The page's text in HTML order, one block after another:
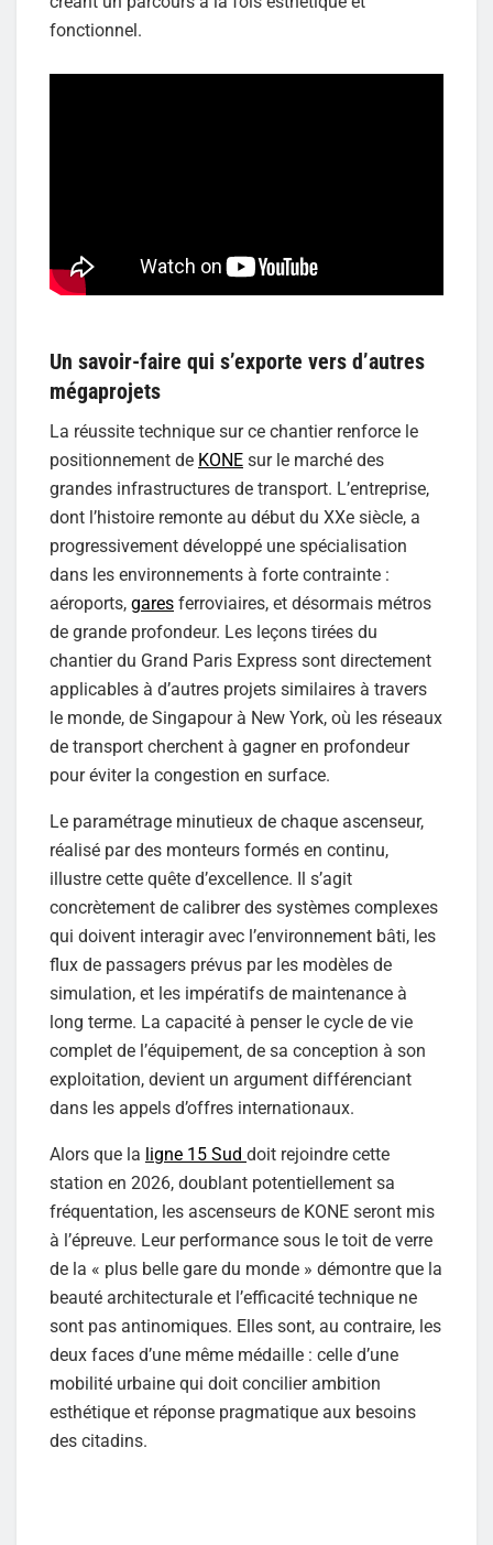
fonctionnel.
Un savoir-faire qui s’exporte vers d’autres
mégaprojets
La réussite technique sur ce chantier renforce le
positionnement de KONE sur le marché des
grandes infrastructures de transport. L’entreprise,
dont l’histoire remonte au début du XXe siècle, a
progressivement développé une spécialisation
dans les environnements à forte contrainte :
aéroports, gares ferroviaires, et désormais métros
de grande profondeur. Les leçons tirées du
chantier du Grand Paris Express sont directement
applicables à d’autres projets similaires à travers
le monde, de Singapour à New York, où les réseaux
de transport cherchent à gagner en profondeur
pour éviter la congestion en surface.
Le paramétrage minutieux de chaque ascenseur,
réalisé par des monteurs formés en continu,
illustre cette quête d’excellence. Il s’agit
concrètement de calibrer des systèmes complexes
qui doivent interagir avec l’environnement bâti, les
flux de passagers prévus par les modèles de
simulation, et les impératifs de maintenance à
long terme. La capacité à penser le cycle de vie
complet de l’équipement, de sa conception à son
exploitation, devient un argument différenciant
dans les appels d’offres internationaux.
Alors que la ligne 15 Sud doit rejoindre cette
station en 2026, doublant potentiellement sa
fréquentation, les ascenseurs de KONE seront mis
à l’épreuve. Leur performance sous le toit de verre
de la « plus belle gare du monde » démontre que la
beauté architecturale et l’efficacité technique ne
sont pas antinomiques. Elles sont, au contraire, les
deux faces d’une même médaille : celle d’une
mobilité urbaine qui doit concilier ambition
esthétique et réponse pragmatique aux besoins
des citadins.